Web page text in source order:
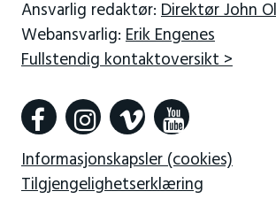
Ansvarlig redaktør: Direktør John
Webansvarlig: Erik Engenes
Fullstendig kontaktoversikt >
Informasjonskapsler (cookies)
Tilgjengelighetserklæring